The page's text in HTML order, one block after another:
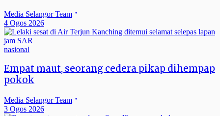
Media Selangor Team
4 Ogos 2026
nasional
Empat maut, seorang cedera pikap dihempap
pokok
Media Selangor Team
3 Ogos 2026